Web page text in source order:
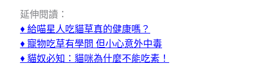
延伸閱讀：
♦ 給喵星人吃貓草真的健康嗎？
♦ 寵物吃草有學問 但小心意外中毒
♦ 貓奴必知：貓咪為什麼不能吃素！